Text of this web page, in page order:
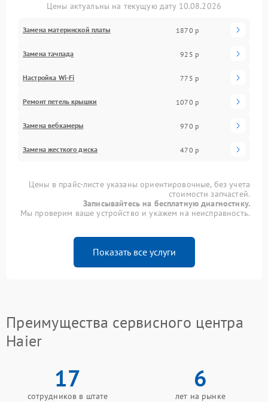
Цены актуальны на текущую дату 10.08.2026
Замена материнской платы 1870 р
Замена тачпада 925 р
Настройка Wi-Fi 775 р
Ремонт петель крышки 1070 р
Замена вебкамеры 970 р
Замена жесткого диска 470 р
Цены в прайс-листе указаны ориентировочные, без учета
стоимости запчастей.
Записывайтесь на бесплатную диагностику.
Мы проверим ваше устройство и укажем на неисправность.
Показать все услуги
Преимущества сервисного центра
Haier
17
сотрудников в штате
6
лет на рынке